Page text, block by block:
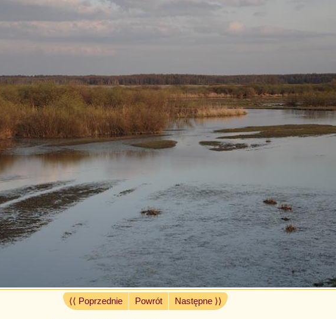
⟨⟨ Poprzednie Powrót Następne ⟩⟩